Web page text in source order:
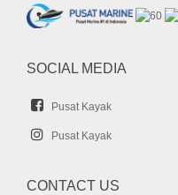
SOCIAL MEDIA
Pusat Kayak
Pusat Kayak
CONTACT US